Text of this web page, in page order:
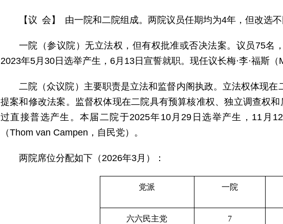
【议 会】 由一院和二院组成。两院议员任期均为4年，但改选不
一院（参议院）无立法权，但有权批准或否决法案。议员75名
2023年5月30日选举产生，6月13日宣誓就职。现任议长梅·李·福斯（
二院（众议院）主要职责是立法和监督内阁执政。立法权体现在
提案和修改法案。监督权体现在二院具有预算核准权、独立调查权
过直接普选产生。本届二院于2025年10月29日选举产生，11月
（Thom van Campen，自民党）。
两院席位分配如下（2026年3月）：
党派 一院
六六民主党 7